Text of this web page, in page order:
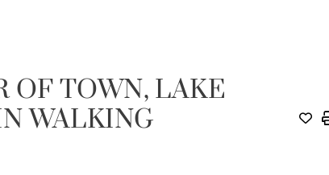
OF TOWN, LAKE
WALKING